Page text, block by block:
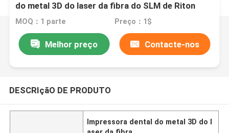
do metal 3D do laser da fibra do SLM de Riton
MOQ：1 parte Preço：1$
Melhor preço Contacte-nos
DESCRIçãO DE PRODUTO
Impressora dental do metal 3D do l